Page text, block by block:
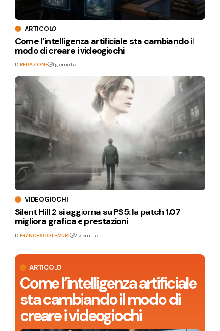
ARTICOLO
Come l’intelligenza artificiale
sta cambiando il modo di
creare i videogiochi
ARTICOLO
Come l’intelligenza artificiale sta cambiando il
modo di creare i videogiochi
DiREDAZIONE 1 giorno fa
VIDEOGIOCHI
Silent Hill 2 si aggiorna su PS5: la patch 1.07
migliora grafica e prestazioni
DiFRANCESCO LEMURI 2 giorni fa